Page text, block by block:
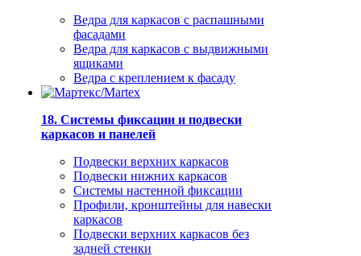
Ведра для каркасов с распашными
фасадами
Ведра для каркасов с выдвижными
ящиками
Ведра с креплением к фасаду
18. Системы фиксации и подвески
каркасов и панелей
Подвески верхних каркасов
Подвески нижних каркасов
Системы настенной фиксации
Профили, кронштейны для навески
каркасов
Подвески верхних каркасов без
задней стенки